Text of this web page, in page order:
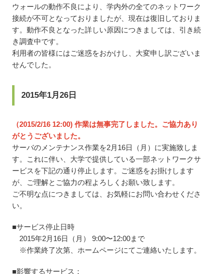
ウォールの動作不良により、学内外の全てのネットワーク
接続が不可となっておりましたが、現在は復旧しておりま
す。動作不良となった詳しい原因につきましては、引き続
き調査中です。
利用者の皆様にはご迷惑をおかけし、大変申し訳ございま
せんでした。
2015年1月26日
（2015/2/16 12:00) 作業は無事完了しました。ご協力あり
がとうございました。
サーバのメンテナンス作業を2月16日（月）に実施致しま
す。これに伴い、大学で提供している一部ネットワークサ
ービスを下記の通り停止します。ご迷惑をお掛けします
が、ご理解とご協力の程よろしくお願い致します。
ご不明な点につきましては、お気軽にお問い合わせくださ
い。
■サービス停止日時
2015年2月16日（月） 9:00〜12:00まで
※作業終了次第、ホームページにてご連絡いたします。
■影響するサービス：